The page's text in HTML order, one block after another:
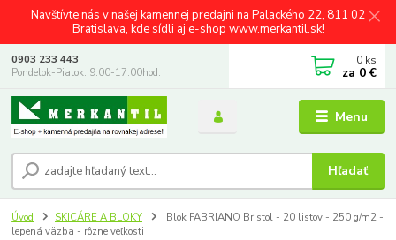
Navštívte nás v našej kamennej predajni na Palackého 22, 811 02
Bratislava, kde sídli aj e-shop www.merkantil.sk!
Menu
Hľadať
0903 233 443
Pondelok-Piatok: 9.00-17.00hod.
0 ks
za 0 €
Úvod SKICÁRE A BLOKY
Blok FABRIANO Bristol - 20 listov - 250 g/m2 -
lepená väzba - rôzne veľkosti